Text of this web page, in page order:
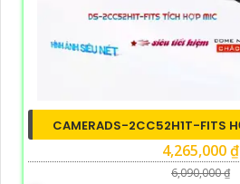
CAMERADS-2CC52H1T-FITS
4,265,000 ₫
6,090,000 ₫